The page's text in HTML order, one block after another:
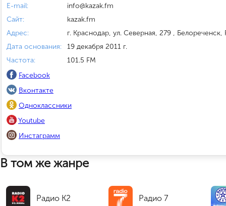
E-mail:
info@kazak.fm
Сайт:
kazak.fm
Адрес:
г. Краснодар, ул. Северная, 279 , Белореченск,
Дата основания:
19 декабря 2011 г.
Частота:
101.5 FM
Facebook
Вконтакте
Одноклассники
Youtube
Инстаграмм
В том же жанре
Радио К2 Радио 7